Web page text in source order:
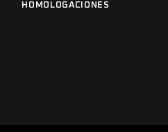
HOMOLOGACIONES